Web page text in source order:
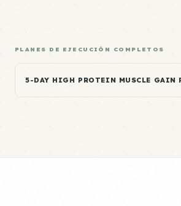
PLANES DE EJECUCIÓN COMPLETOS
5-DAY HIGH PROTEIN MUSCLE GAIN